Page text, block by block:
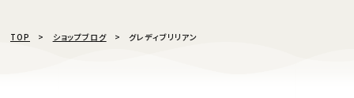
TOP ショップブログ グレディブリリアン